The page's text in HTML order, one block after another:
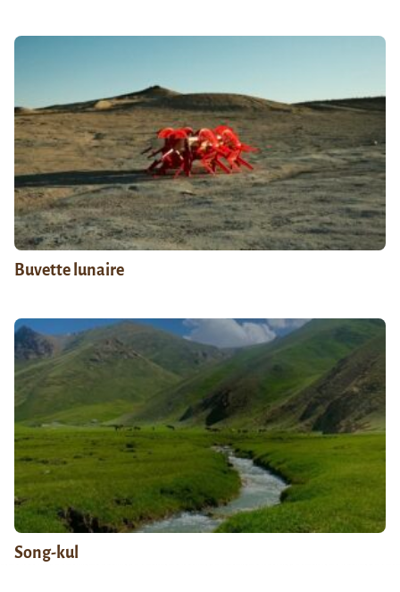
Buvette lunaire
Song-kul